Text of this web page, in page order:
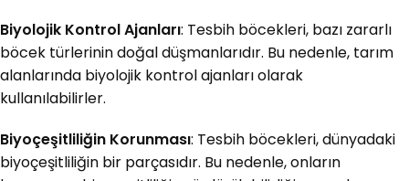
Biyolojik Kontrol Ajanları: Tesbih böcekleri, bazı zararlı
böcek türlerinin doğal düşmanlarıdır. Bu nedenle, tarım
alanlarında biyolojik kontrol ajanları olarak
kullanılabilirler.
Biyoçeşitliliğin Korunması: Tesbih böcekleri, dünyadaki
biyoçeşitliliğin bir parçasıdır. Bu nedenle, onların